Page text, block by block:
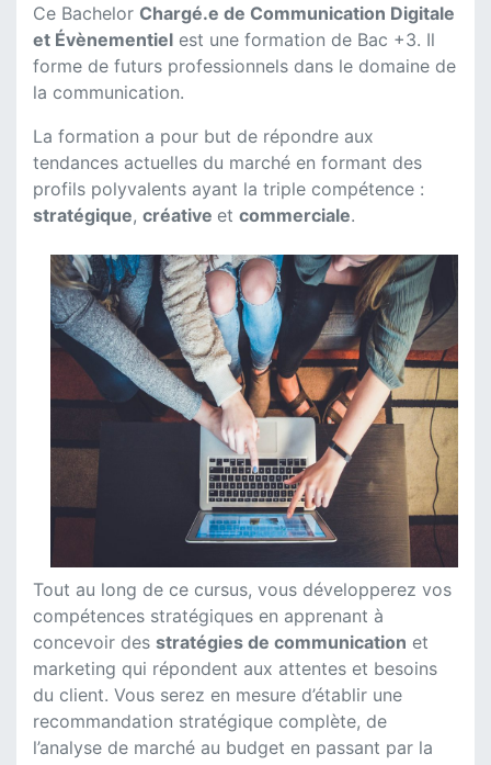
Ce Bachelor Chargé.e de Communication Digitale
et Évènementiel est une formation de Bac +3. Il
forme de futurs professionnels dans le domaine de
la communication.
La formation a pour but de répondre aux
tendances actuelles du marché en formant des
profils polyvalents ayant la triple compétence :
stratégique, créative et commerciale.
Tout au long de ce cursus, vous développerez vos
compétences stratégiques en apprenant à
concevoir des stratégies de communication et
marketing qui répondent aux attentes et besoins
du client. Vous serez en mesure d’établir une
recommandation stratégique complète, de
l’analyse de marché au budget en passant par la